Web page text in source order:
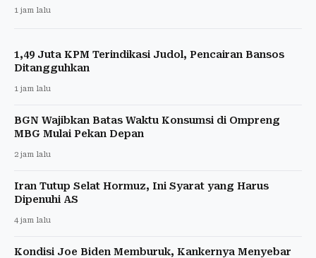
1 jam lalu
1,49 Juta KPM Terindikasi Judol, Pencairan Bansos
Ditangguhkan
1 jam lalu
BGN Wajibkan Batas Waktu Konsumsi di Ompreng
MBG Mulai Pekan Depan
2 jam lalu
Iran Tutup Selat Hormuz, Ini Syarat yang Harus
Dipenuhi AS
4 jam lalu
Kondisi Joe Biden Memburuk, Kankernya Menyebar